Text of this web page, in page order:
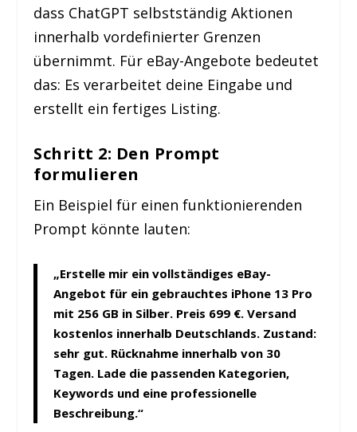
dass ChatGPT selbstständig Aktionen
innerhalb vordefinierter Grenzen
übernimmt. Für eBay-Angebote bedeutet
das: Es verarbeitet deine Eingabe und
erstellt ein fertiges Listing.
Schritt 2: Den Prompt
formulieren
Ein Beispiel für einen funktionierenden
Prompt könnte lauten:
„Erstelle mir ein vollständiges eBay-
Angebot für ein gebrauchtes iPhone 13 Pro
mit 256 GB in Silber. Preis 699 €. Versand
kostenlos innerhalb Deutschlands. Zustand:
sehr gut. Rücknahme innerhalb von 30
Tagen. Lade die passenden Kategorien,
Keywords und eine professionelle
Beschreibung.“